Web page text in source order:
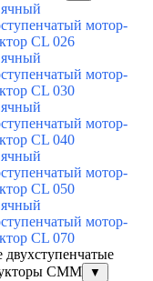
мотор-
CL 026
мотор-
CL 030
мотор-
CL 040
мотор-
CL 050
мотор-
CL 070
двухступенчатые
CMM
▼